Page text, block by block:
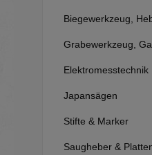
Biegewerkzeug,
Grabewerkzeug,
Elektromesstechnik
Japansägen
Stifte & Marker
Saugheber &